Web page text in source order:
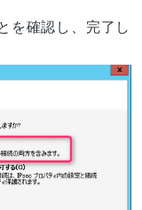
を確認し、完了し